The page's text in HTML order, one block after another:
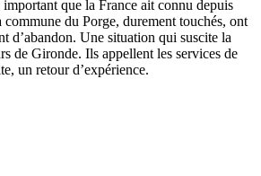
que la France ait connu depuis
commune du Porge, durement touchés, ont
d’abandon. Une situation qui suscite la
de Gironde. Ils appellent les services de
un retour d’expérience.